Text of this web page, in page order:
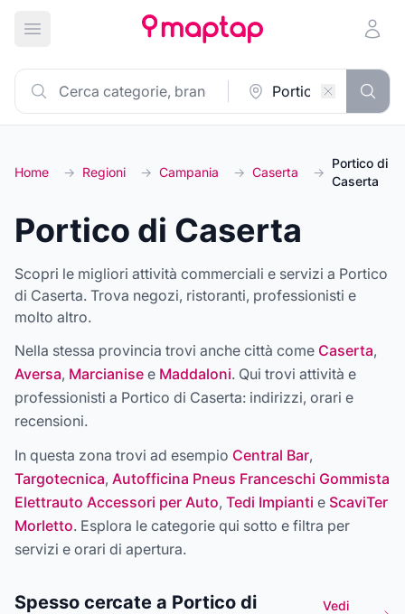
Apri menu principale
Home → Regioni → Campania → Caserta →
Portico di
Caserta
Portico di Caserta
Scopri le migliori attività commerciali e servizi a Portico
di Caserta. Trova negozi, ristoranti, professionisti e
molto altro.
Nella stessa provincia trovi anche città come Caserta,
Aversa, Marcianise e Maddaloni. Qui trovi attività e
professionisti a Portico di Caserta: indirizzi, orari e
recensioni.
In questa zona trovi ad esempio Central Bar,
Targotecnica, Autofficina Pneus Franceschi Gommista
Elettrauto Accessori per Auto, Tedi Impianti e ScaviTer
Morletto. Esplora le categorie qui sotto e filtra per
servizi e orari di apertura.
Spesso cercate a Portico di
Vedi